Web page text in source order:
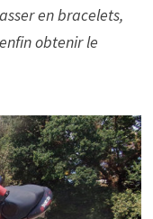
en bracelets,
obtenir le